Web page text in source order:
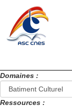
Domaines :
Ressources :